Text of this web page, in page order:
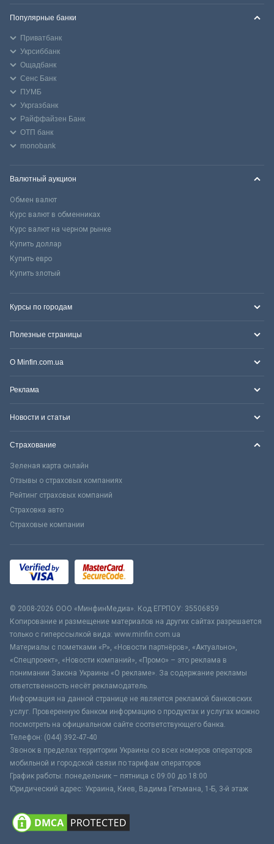
Популярные банки
Приватбанк
Укрсиббанк
Ощадбанк
Сенс Банк
ПУМБ
Укргазбанк
Райффайзен Банк
ОТП банк
monobank
Валютный аукцион
Обмен валют
Курс валют в обменниках
Курс валют на черном рынке
Купить доллар
Купить евро
Купить злотый
Курсы по городам
Полезные страницы
О Minfin.com.ua
Реклама
Новости и статьи
Страхование
Зеленая карта онлайн
Отзывы о страховых компаниях
Рейтинг страховых компаний
Страховка авто
Страховые компании
© 2008-2026 ООО «МинфинМедиа». Код ЕГРПОУ: 35506859
Копирование и размещение материалов на других сайтах разрешается
только с гиперссылкой вида: www.minfin.com.ua
Материалы с пометками «Р», «Новости партнёров», «Актуально»,
«Спецпроект», «Новости компаний», «Промо» – это реклама в
понимании Закона Украины «О рекламе». За содержание рекламы
ответственность несёт рекламодатель.
Информация на данной странице не является рекламой банковских
услуг. Проверенную банком информацию о продуктах и услугах можно
посмотреть на официальном сайте соответствующего банка.
Телефон: (044) 392-47-40
Звонок в пределах территории Украины со всех номеров операторов
мобильной и городской связи по тарифам операторов
График работы: понедельник – пятница с 09:00 до 18:00
Юридический адрес: Украина, Киев, Вадима Гетьмана, 1-Б, 3-й этаж